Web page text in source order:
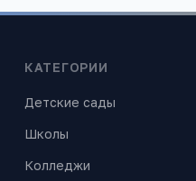
КАТЕГОРИИ
Детские сады
Школы
Колледжи